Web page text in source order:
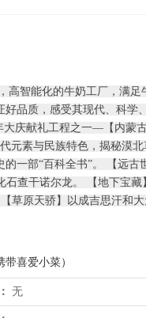
智能化的牛奶工厂，满
品质，感受其现代、科学
庆献礼工程之一—【内蒙
元素与民族特色，揭秘漠
一部“百科全书”。 【远
查干诺尔龙。 【地下宝
草原天骄】以成吉思汗和
喜爱小菜）
无